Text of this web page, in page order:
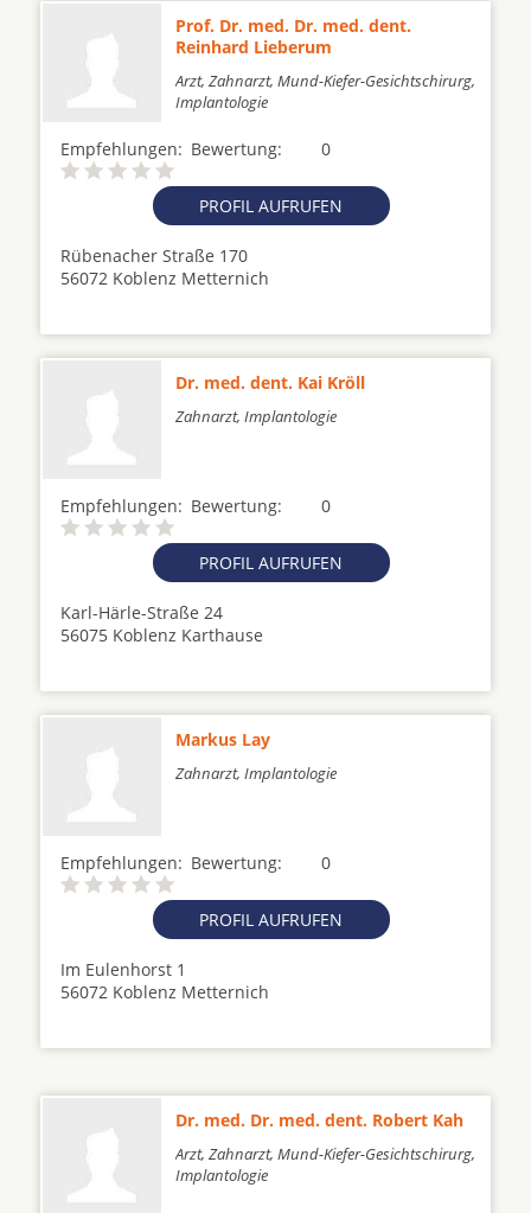
Prof. Dr. med. Dr. med. dent.
Reinhard Lieberum
Arzt, Zahnarzt, Mund-Kiefer-Gesichtschirurg,
Implantologie
Empfehlungen: 0
Bewertung:
PROFIL AUFRUFEN
Rübenacher Straße 170
56072 Koblenz Metternich
Dr. med. dent. Kai Kröll
Zahnarzt, Implantologie
Empfehlungen: 0
Bewertung:
PROFIL AUFRUFEN
Karl-Härle-Straße 24
56075 Koblenz Karthause
Markus Lay
Zahnarzt, Implantologie
Empfehlungen: 0
Bewertung:
PROFIL AUFRUFEN
Im Eulenhorst 1
56072 Koblenz Metternich
Dr. med. Dr. med. dent. Robert Kah
Arzt, Zahnarzt, Mund-Kiefer-Gesichtschirurg,
Implantologie